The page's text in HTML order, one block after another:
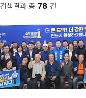
검색결과 총 78 건